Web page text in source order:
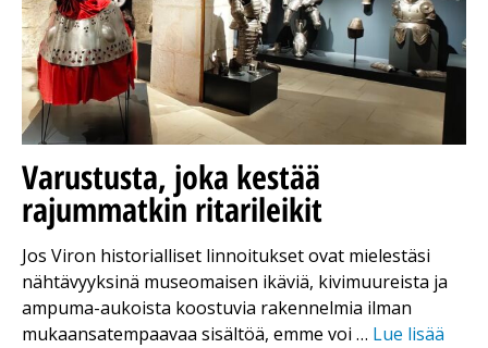
Varustusta, joka kestää
rajummatkin ritarileikit
Jos Viron historialliset linnoitukset ovat mielestäsi
nähtävyyksinä museomaisen ikäviä, kivimuureista ja
ampuma-aukoista koostuvia rakennelmia ilman
mukaansatempaavaa sisältöä, emme voi … Lue lisää